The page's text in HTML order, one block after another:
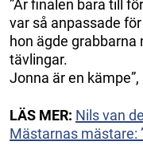
”Är finalen bara till
var så anpassade
hon ägde
tävlingar.
Jonna är en
LÄS MER: Nils van
Mästarnas mästare: